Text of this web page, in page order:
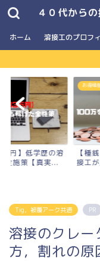
４０代から
ホーム 溶接工のプロフ
円】低学歴の溶
全施策【真実...
お得情
【種
接工
Tig，被覆アーク共通 PR
溶接のクレー
方，割れの